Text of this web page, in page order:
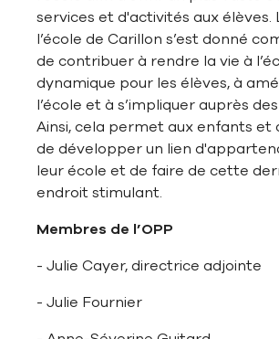
services et d'activités aux élèves.
l’école de Carillon s’est donné
de contribuer à rendre la vie à
dynamique pour les élèves, à
l’école et à s’impliquer auprès
Ainsi, cela permet aux enfants et
de développer un lien
leur école et de faire de cette
endroit stimulant.
Membres de l’OPP
- Julie Cayer, directrice adjointe
- Julie Fournier